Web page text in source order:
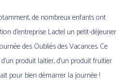
de nombreux enfants ont
d’entreprise Lactel un petit-déjeuner
des Oubliés des Vacances. Ce
produit laitier, d’un produit fruitier
pour bien démarrer la journée !